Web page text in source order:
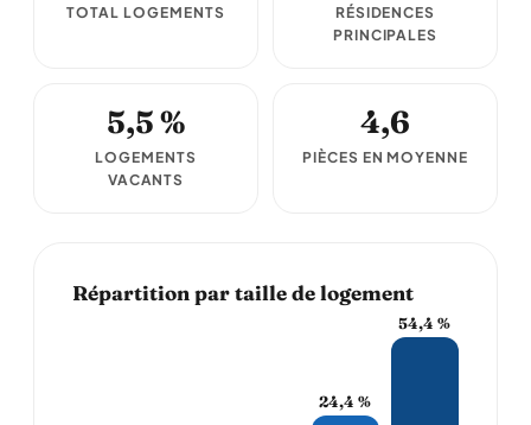
TOTAL LOGEMENTS
RÉSIDENCES
PRINCIPALES
5,5 %
LOGEMENTS
VACANTS
4,6
PIÈCES EN MOYENNE
Répartition par taille de logement
24,4 %
54,4 %